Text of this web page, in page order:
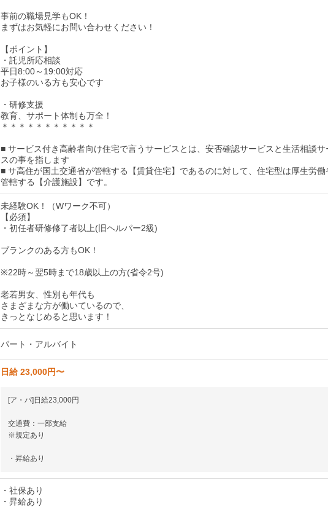
事前の職場見学もOK！
まずはお気軽にお問い合わせください！
【ポイント】
・託児所応相談
平日8:00～19:00対応
お子様のいる方も安心です
・研修支援
教育、サポート体制も万全！
＊＊＊＊＊＊＊＊＊＊＊
■ サービス付き高齢者向け住宅で言うサービスとは、安否確認サービスと生活相談サ
スの事を指します
■ サ高住が国土交通省が管轄する【賃貸住宅】であるのに対して、住宅型は厚生労働
管轄する【介護施設】です。
未経験OK！（Wワーク不可）
【必須】
・初任者研修修了者以上(旧ヘルパー2級)
ブランクのある方もOK！
※22時～翌5時まで18歳以上の方(省令2号)
老若男女、性別も年代も
さまざまな方が働いているので、
きっとなじめると思います！
パート・アルバイト
日給 23,000円〜
[ア・パ]日給23,000円
交通費：一部支給
※規定あり
・昇給あり
・社保あり
・昇給あり